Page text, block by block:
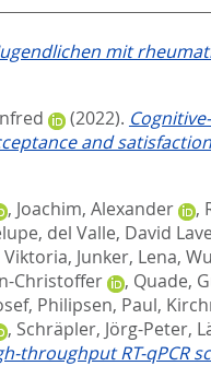
mit
(2022).
and
, Joachim, Alexander ,
, del Valle, David
Viktoria, Junker, Lena,
Christoffer , Quade,
, Philipsen, Paul,
, Schräpler, Jörg-Peter,
throughput RT-qPCR